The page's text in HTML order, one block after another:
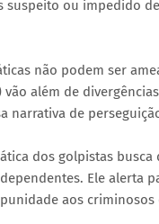
ou impedido
não podem ser
vão além de
narrativa de
dos golpistas
Ele alerta
aos